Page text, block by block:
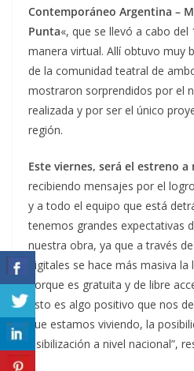
Contemporáneo Argentina –
Punta«, que se llevó a cabo
manera virtual. Allí obtuvo muy
de la comunidad teatral de
mostraron sorprendidos por el
realizada y por ser el único
región.
Este viernes, será el estreno a
recibiendo mensajes por el
y a todo el equipo que está
tenemos grandes expectativas
nuestra obra, ya que a través
digitales se hace más masiva
porque es gratuita y de libre
esto es algo positivo que nos
que estamos viviendo, la
visibilización a nivel nacional”,